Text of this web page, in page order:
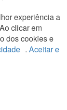
experiência a
clicar em
dos cookies e
. Aceitar e